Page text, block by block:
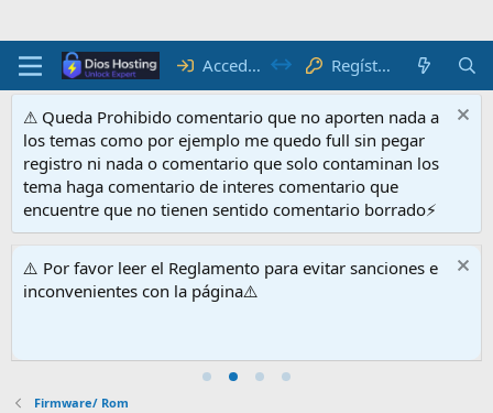
Acceder Regístrate
⚠ Queda Prohibido comentario que no aporten nada a
los temas como por ejemplo me quedo full sin pegar
registro ni nada o comentario que solo contaminan los
tema haga comentario de interes comentario que
encuentre que no tienen sentido comentario borrado⚡
⚠️ Por favor leer el Reglamento para evitar sanciones e
inconvenientes con la página⚠️
Firmware/ Rom